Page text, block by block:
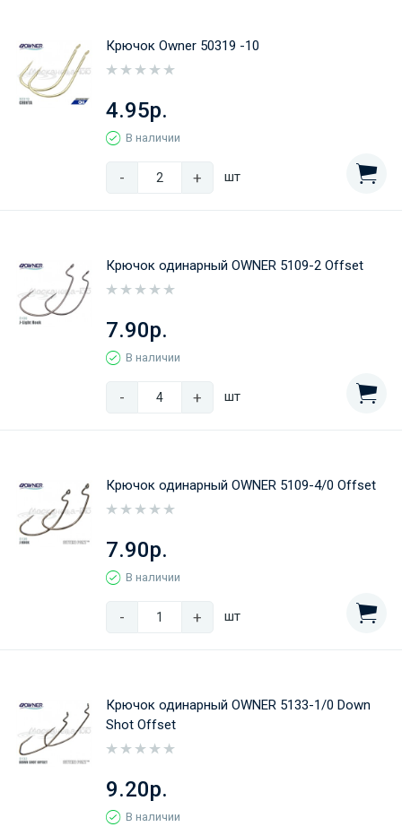
Крючок Owner 50319 -10
4.95р.
В наличии
- + шт
Крючок одинарный OWNER 5109-2 Offset
7.90р.
В наличии
- + шт
Крючок одинарный OWNER 5109-4/0 Offset
7.90р.
В наличии
- + шт
Крючок одинарный OWNER 5133-1/0 Down
Shot Offset
9.20р.
В наличии